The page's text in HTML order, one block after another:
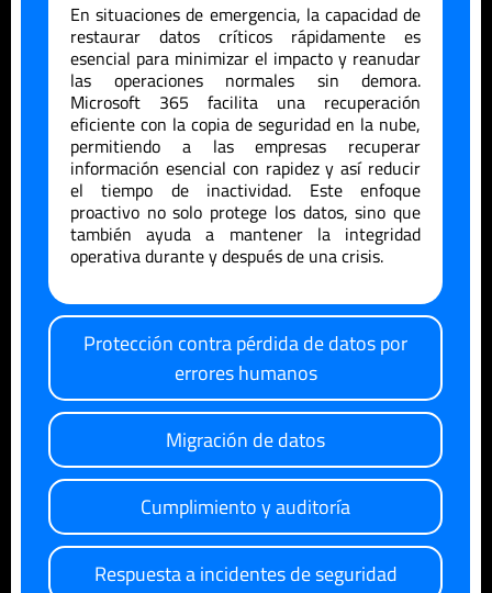
Protección contra pérdida de datos por
errores humanos
Migración de datos
Cumplimiento y auditoría
Respuesta a incidentes de seguridad
En situaciones de emergencia, la capacidad de
restaurar datos críticos rápidamente es
esencial para minimizar el impacto y reanudar
las operaciones normales sin demora.
Microsoft 365 facilita una recuperación
eficiente con la copia de seguridad en la nube,
permitiendo a las empresas recuperar
información esencial con rapidez y así reducir
el tiempo de inactividad. Este enfoque
proactivo no solo protege los datos, sino que
también ayuda a mantener la integridad
operativa durante y después de una crisis.